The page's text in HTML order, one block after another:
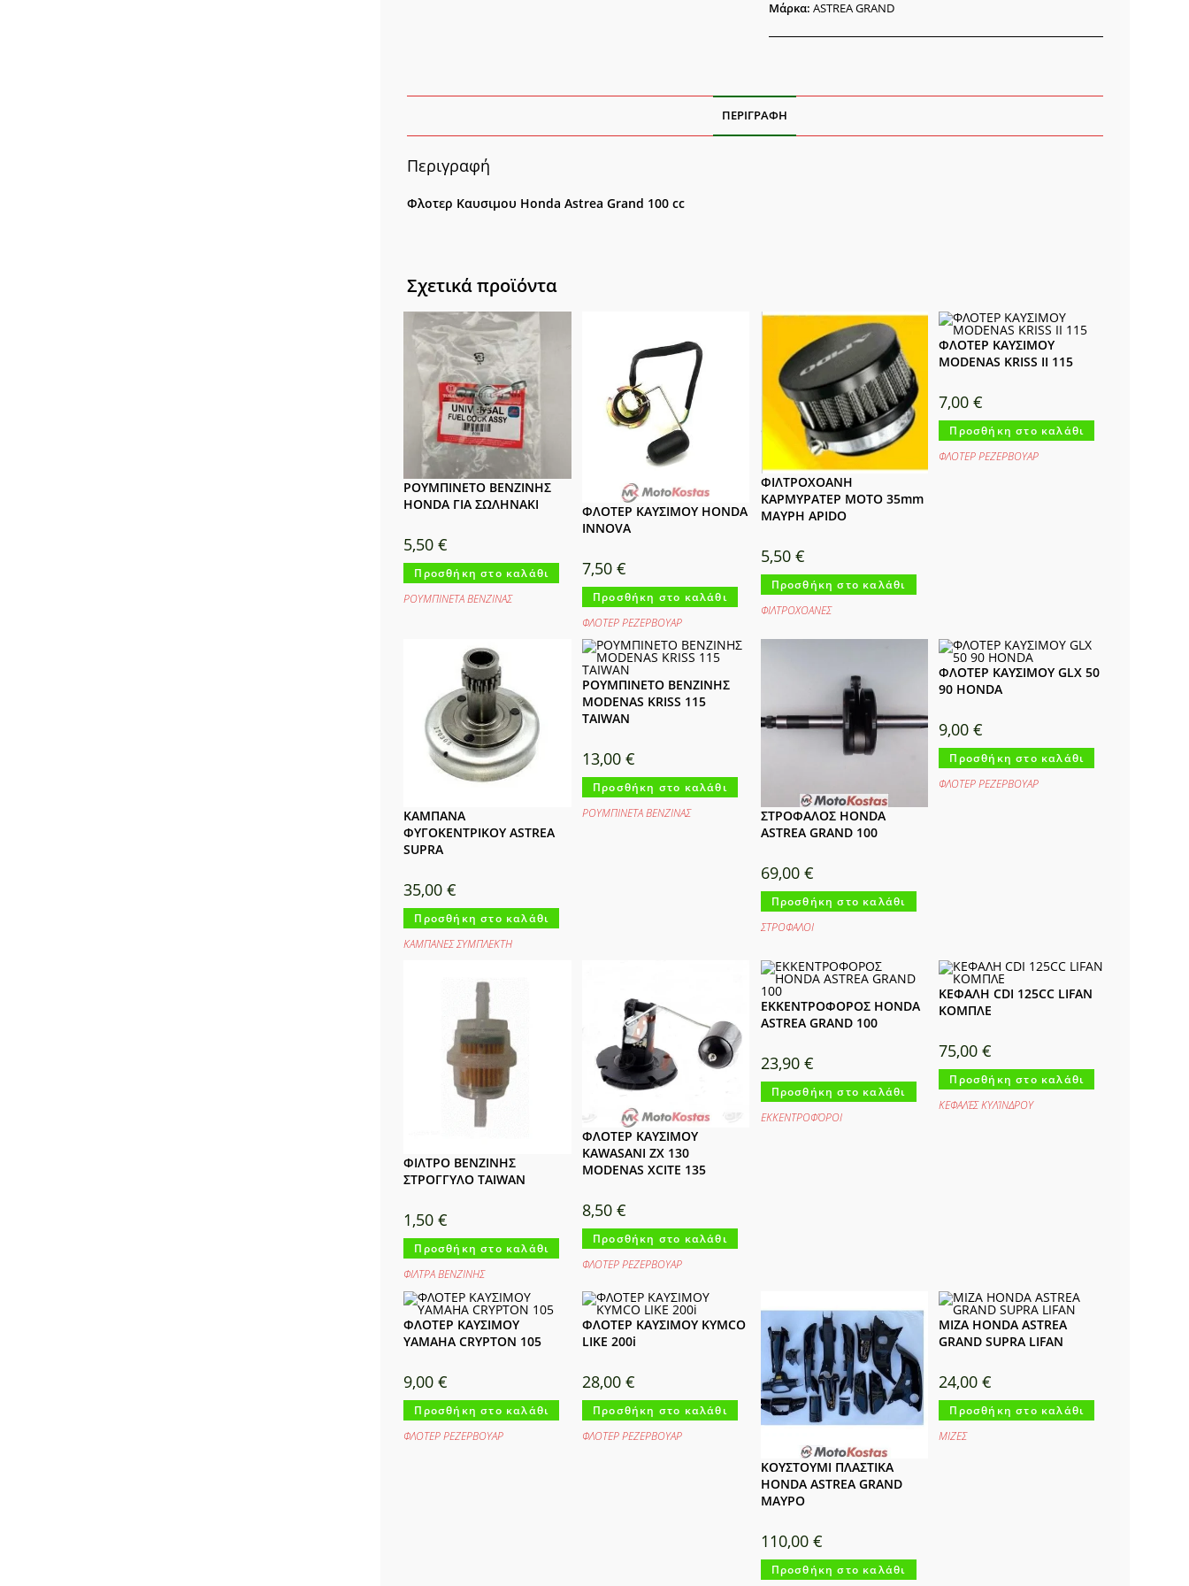
Μάρκα:ASTREA GRAND
ΠΕΡΙΓΡΑΦΉ
Περιγραφή
Φλοτερ Καυσιμου Honda Astrea Grand 100 cc
Σχετικά προϊόντα
ΡΟΥΜΠΙΝΕΤΟ ΒΕΝΖΙΝΗΣ
HONDA ΓΙΑ ΣΩΛΗΝΑΚΙ
5,50€
Προσθήκη στο καλάθι
ΡΟΥΜΠΙΝΕΤΑ ΒΕΝΖΙΝΑΣ
ΦΛΟΤΕΡ ΚΑΥΣΙΜΟΥ HONDA
INNOVA
7,50€
Προσθήκη στο καλάθι
ΦΛΟΤΕΡ ΡΕΖΕΡΒΟΥΑΡ
ΦΙΛΤΡΟΧΟΑΝΗ
ΚΑΡΜΥΡΑΤΕΡ MOTO 35mm
ΜΑΥΡΗ APIDO
5,50 €
Προσθήκη στο καλάθι
ΦΙΛΤΡΟΧΟΑΝΕΣ
ΦΛΟΤΕΡ ΚΑΥΣΙΜΟΥ
MODENAS KRISS II 115
7,00€
Προσθήκη στο καλάθι
ΦΛΟΤΕΡ ΡΕΖΕΡΒΟΥΑΡ
ΚΑΜΠΑΝΑ
ΦΥΓΟΚΕΝΤΡΙΚΟΥ ASTREA
SUPRA
35,00€
Προσθήκη στο καλάθι
ΚΑΜΠΑΝΕΣ ΣΥΜΠΛΕΚΤΗ
ΡΟΥΜΠΙΝΕΤΟ ΒΕΝΖΙΝΗΣ
MODENAS KRISS 115
TAIWAN
13,00€
Προσθήκη στο καλάθι
ΡΟΥΜΠΙΝΕΤΑ ΒΕΝΖΙΝΑΣ
ΣΤΡΟΦΑΛΟΣ HONDA
ASTREA GRAND 100
69,00 €
Προσθήκη στο καλάθι
ΣΤΡΟΦΑΛΟΙ
ΦΛΟΤΕΡ ΚΑΥΣΙΜΟΥ GLX 50
90 HONDA
9,00€
Προσθήκη στο καλάθι
ΦΛΟΤΕΡ ΡΕΖΕΡΒΟΥΑΡ
ΦΙΛΤΡΟ ΒΕΝΖΙΝΗΣ
ΣΤΡΟΓΓΥΛΟ TAIWAN
1,50€
Προσθήκη στο καλάθι
ΦΙΛΤΡΑ ΒΕΝΖΙΝΗΣ
ΦΛΟΤΕΡ ΚΑΥΣΙΜΟΥ
KAWASANI ZX 130
MODENAS XCITE 135
8,50€
Προσθήκη στο καλάθι
ΦΛΟΤΕΡ ΡΕΖΕΡΒΟΥΑΡ
ΕΚΚΕΝΤΡΟΦΟΡΟΣ HONDA
ASTREA GRAND 100
23,90 €
Προσθήκη στο καλάθι
ΕΚΚΕΝΤΡΟΦΌΡΟΙ
ΚΕΦΑΛΗ CDI 125CC LIFAN
ΚΟΜΠΛΕ
75,00€
Προσθήκη στο καλάθι
ΚΕΦΑΛΈΣ ΚΥΛΊΝΔΡΟΥ
ΦΛΟΤΕΡ ΚΑΥΣΙΜΟΥ
YAMAHA CRYPTON 105
9,00€
Προσθήκη στο καλάθι
ΦΛΟΤΕΡ ΡΕΖΕΡΒΟΥΑΡ
ΦΛΟΤΕΡ ΚΑΥΣΙΜΟΥ KYMCO
LIKE 200i
28,00€
Προσθήκη στο καλάθι
ΦΛΟΤΕΡ ΡΕΖΕΡΒΟΥΑΡ
ΚΟΥΣΤΟΥΜΙ ΠΛΑΣΤΙΚΑ
HONDA ASTREA GRAND
ΜΑΥΡΟ
110,00 €
Προσθήκη στο καλάθι
ΜΙΖΑ HONDA ASTREA
GRAND SUPRA LIFAN
24,00€
Προσθήκη στο καλάθι
ΜΙΖΕΣ